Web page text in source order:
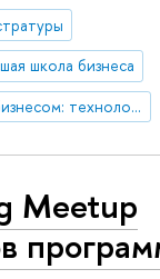
школа бизнеса
Управление b2c-бизнесом: технологии и инновации
Meetup